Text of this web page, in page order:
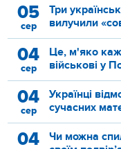
05
сер
Три
вилучили
04
сер
Це, м'яко
військові у
04
сер
Українці
сучасних
04
Чи можна